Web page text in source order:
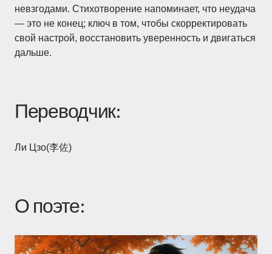
невзгодами. Стихотворение напоминает, что неудача
— это не конец; ключ в том, чтобы скорректировать
свой настрой, восстановить уверенность и двигаться
дальше.
Переводчик:
Ли Цзо(李佐)
О поэте: